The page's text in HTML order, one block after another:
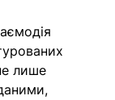
лише